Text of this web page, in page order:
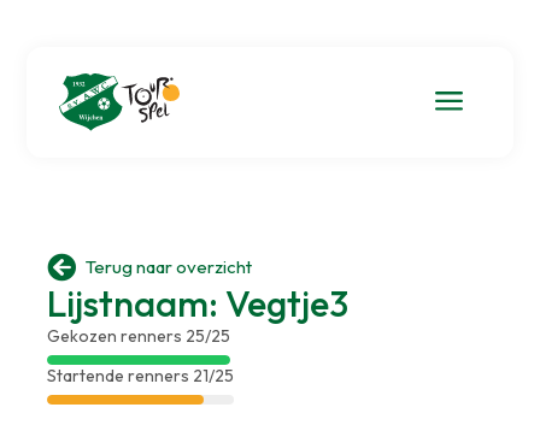
a
 Terug naar overzicht
Lijstnaam: Vegtje3
Gekozen renners 25/25
Startende renners 21/25